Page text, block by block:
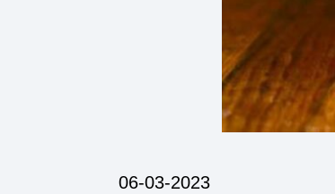
06-03-2023